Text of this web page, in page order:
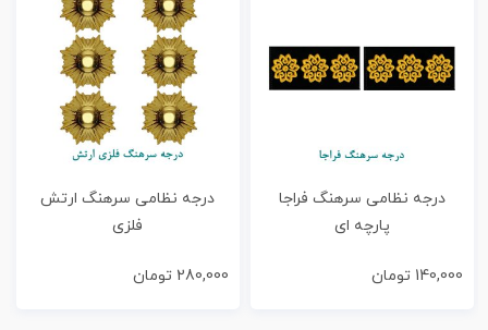
درجه نظامی سرهنگ فراجا
پارچه ای
140,000 تومان
درجه نظامی سرهنگ ارتش
فلزی
280,000 تومان